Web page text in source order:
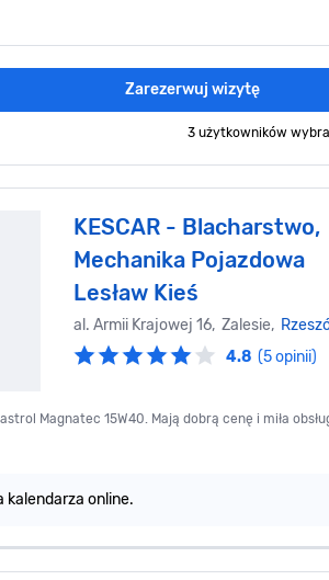
Zarezerwuj wizytę
3 użytkowników
KESCAR - Blacharstwo,
Mechanika Pojazdowa
Lesław Kieś
al. Armii Krajowej 16, Zalesie,
4.8 (5 opinii)
Magnatec 15W40. Mają dobrą cenę i miła
kalendarza online.